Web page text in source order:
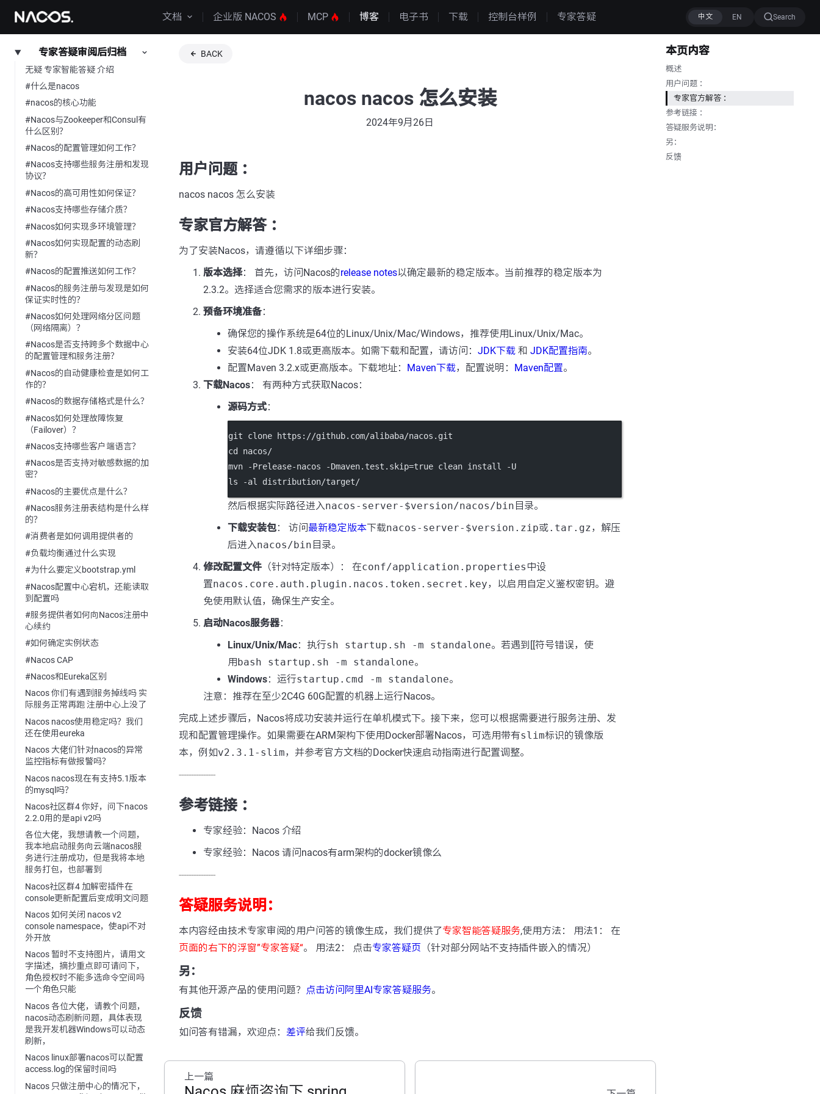
文档 企业版 NACOS MCP 博客 电子书 下载 控制台样例 专家答疑 Search
专家答疑审阅后归档
无疑 专家智能答疑 介绍
#什么是nacos
#nacos的核心功能
#Nacos与Zookeeper和Consul有
什么区别？
#Nacos的配置管理如何工作？
#Nacos支持哪些服务注册和发现
协议？
#Nacos的高可用性如何保证？
#Nacos支持哪些存储介质？
#Nacos如何实现多环境管理？
#Nacos如何实现配置的动态刷
新？
#Nacos的配置推送如何工作？
#Nacos的服务注册与发现是如何
保证实时性的？
#Nacos如何处理网络分区问题
（网络隔离）？
#Nacos是否支持跨多个数据中心
的配置管理和服务注册？
#Nacos的自动健康检查是如何工
作的？
#Nacos的数据存储格式是什么？
#Nacos如何处理故障恢复
（Failover）？
#Nacos支持哪些客户端语言？
#Nacos是否支持对敏感数据的加
密？
#Nacos的主要优点是什么？
#Nacos服务注册表结构是什么样
的？
#消费者是如何调用提供者的
#负载均衡通过什么实现
#为什么要定义bootstrap.yml
#Nacos配置中心宕机，还能读取
到配置吗
#服务提供者如何向Nacos注册中
心续约
#如何确定实例状态
#Nacos CAP
#Nacos和Eureka区别
Nacos 你们有遇到服务掉线吗 实
际服务正常再跑 注册中心上没了
Nacos nacos使用稳定吗？我们
还在使用eureka
Nacos 大佬们针对nacos的异常
监控指标有做报警吗？
Nacos nacos现在有支持5.1版本
的mysql吗？
Nacos社区群4 你好，问下nacos
2.2.0用的是api v2吗
各位大佬，我想请教一个问题，
我本地启动服务向云端nacos服
务进行注册成功，但是我将本地
服务打包，也部署到
Nacos社区群4 加解密插件在
console更新配置后变成明文问题
Nacos 如何关闭 nacos v2
console namespace，使api不对
外开放
Nacos 暂时不支持图片，请用文
字描述，摘抄重点即可请问下，
角色授权时不能多选命令空间吗
一个角色只能
Nacos 各位大佬，请教个问题，
nacos动态刷新问题，具体表现
是我开发机器Windows可以动态
刷新，
Nacos linux部署nacos可以配置
access.log的保留时间吗
Nacos 只做注册中心的情况下，
BACK
nacos nacos 怎么安装
2024年9月26日
用户问题 ：
nacos nacos 怎么安装
专家官方解答 ：
为了安装Nacos，请遵循以下详细步骤：
版本选择： 首先，访问Nacos的release notes以确定最新的稳定版本。当前推荐的稳定版本为
2.3.2。选择适合您需求的版本进行安装。
预备环境准备：
确保您的操作系统是64位的Linux/Unix/Mac/Windows，推荐使用Linux/Unix/Mac。
安装64位JDK 1.8或更高版本。如需下载和配置，请访问： JDK下载和 JDK配置指南。
配置Maven 3.2.x或更高版本。下载地址： Maven下载，配置说明： Maven配置。
下载Nacos： 有两种方式获取Nacos：
源码方式：
git clone https://github.com/alibaba/nacos.git
cd nacos/
mvn -Prelease-nacos -Dmaven.test.skip=true clean install -U
ls -al distribution/target/
然后根据实际路径进入nacos-server-$version/nacos/bin 目录。
下载安装包： 访问最新稳定版本下载nacos-server-$version.zip或.tar.gz，解压
后进入nacos/bin 目录。
修改配置文件（针对特定版本）： 在conf/application.properties 中设
置nacos.core.auth.plugin.nacos.token.secret.key，以启用自定义鉴权密钥。避
免使用默认值，确保生产安全。
启动Nacos服务器：
Linux/Unix/Mac：执行sh startup.sh -m standalone。若遇到[[符号错误，使
用bash startup.sh -m standalone。
Windows：运行startup.cmd -m standalone。
注意：推荐在至少2C4G 60G配置的机器上运行Nacos。
完成上述步骤后，Nacos将成功安装并运行在单机模式下。接下来，您可以根据需要进行服务注册、发
现和配置管理操作。如果需要在ARM架构下使用Docker部署Nacos，可选用带有slim标识的镜像版
本，例如v2.3.1-slim，并参考官方文档的Docker快速启动指南进行配置调整。
---------------
参考链接 ：
专家经验：Nacos 介绍
专家经验：Nacos 请问nacos有arm架构的docker镜像么
---------------
答疑服务说明：
本内容经由技术专家审阅的用户问答的镜像生成，我们提供了专家智能答疑服务,使用方法： 用法1： 在
页面的右下的浮窗”专家答疑“。 用法2： 点击专家答疑页 （针对部分网站不支持插件嵌入的情况）
另：
有其他开源产品的使用问题？ 点击访问阿里AI专家答疑服务。
反馈
如问答有错漏，欢迎点： 差评给我们反馈。
上一篇
本页内容
概述
用户问题 ：
专家官方解答 ：
参考链接 ：
答疑服务说明：
另：
反馈